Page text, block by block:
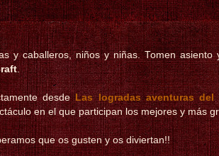
y caballeros, niños y niñas. Tomen
.
desdeLas logradas aventuras del
en el que participan los mejores y más
que os gusten y os diviertan!!